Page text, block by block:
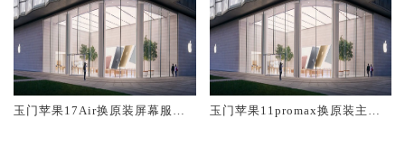
玉门苹果17Air换原装屏幕服务
玉门苹果11promax换原装主板